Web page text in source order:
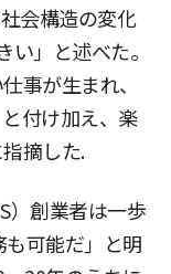
会構造の変化
」と述べた。
事が生まれ、
付け加え、楽
摘した.
）創業者は一歩
可能だ」と明